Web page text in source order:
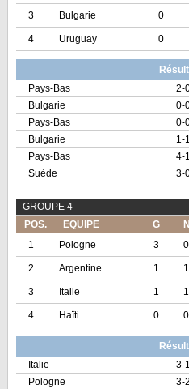
3 Bulgarie 0
4 Uruguay 0
Pays-Bas
2-
Bulgarie
0-
Pays-Bas
0-
Bulgarie
1-1
Pays-Bas
4-1
Suède
3-
GROUPE 4
POS.
EQUIPE G N
1
Pologne 3 0
2 Argentine 1 1
3 Italie 1 1
4 Haïti 0 0
Italie
3-1
Pologne
3-2